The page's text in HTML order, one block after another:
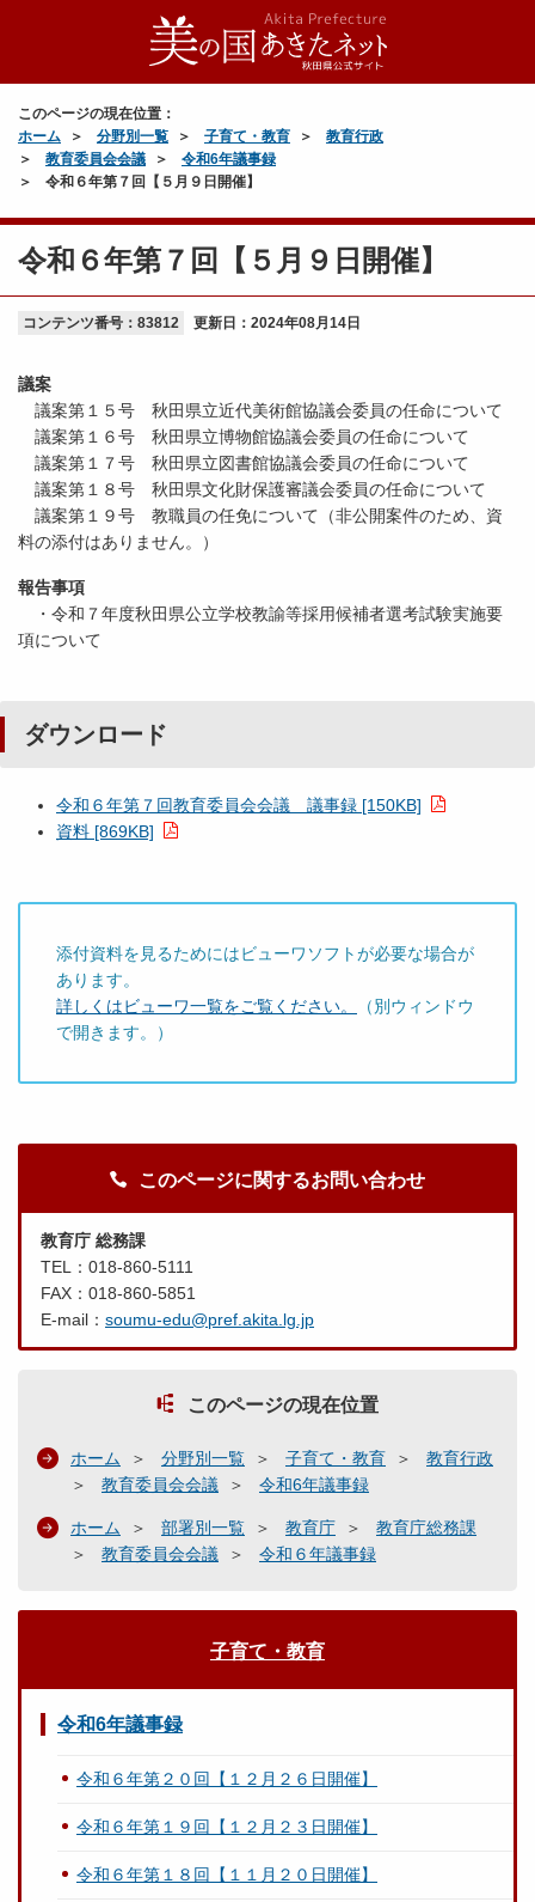
このページの現在位置：
ホーム
分野別一覧 子育て・教育
教育行政
教育委員会会議
令和6年議事録
令和６年第７回【５月９日開催】
令和６年第７回【５月９日開催】
コンテンツ番号：83812 更新日： 2024年08月14日
議案
議案第１５号 秋田県立近代美術館協議会委員の任命について
議案第１６号 秋田県立博物館協議会委員の任命について
議案第１７号 秋田県立図書館協議会委員の任命について
議案第１８号 秋田県文化財保護審議会委員の任命について
議案第１９号 教職員の任免について（非公開案件のため、資
料の添付はありません。）
報告事項
・令和７年度秋田県公立学校教諭等採用候補者選考試験実施要
項について
ダウンロード
令和６年第７回教育委員会会議 議事録 [150KB]
資料 [869KB]
添付資料を見るためにはビューワソフトが必要な場合が
あります。
詳しくはビューワ一覧をご覧ください。
（別ウィンドウ
で開きます。）
このページに関するお問い合わせ
教育庁 総務課
TEL：018-860-5111
FAX：018-860-5851
E-mail： soumu-edu@pref.akita.lg.jp
このページの現在位置
ホーム 分野別一覧 子育て・教育
教育行政
教育委員会会議
令和6年議事録
ホーム 部署別一覧 教育庁
教育庁総務課
教育委員会会議
令和６年議事録
子育て・教育
令和6年議事録
令和６年第２０回【１２月２６日開催】
令和６年第１９回【１２月２３日開催】
令和６年第１８回【１１月２０日開催】